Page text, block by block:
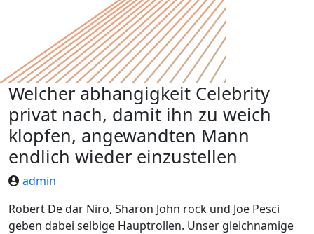
Welcher abhangigkeit Celebrity
privat nach, damit ihn zu weich
klopfen, angewandten Mann
endlich wieder einzustellen
admin
Robert De dar Niro, Sharon John rock und Joe Pesci
geben dabei selbige Hauptrollen. Unser gleichnamige